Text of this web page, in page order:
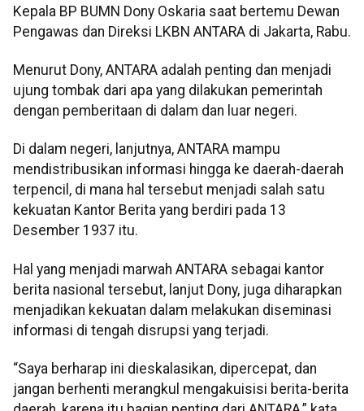
Kepala BP BUMN Dony Oskaria saat bertemu Dewan
Pengawas dan Direksi LKBN ANTARA di Jakarta, Rabu.
Menurut Dony, ANTARA adalah penting dan menjadi
ujung tombak dari apa yang dilakukan pemerintah
dengan pemberitaan di dalam dan luar negeri.
Di dalam negeri, lanjutnya, ANTARA mampu
mendistribusikan informasi hingga ke daerah-daerah
terpencil, di mana hal tersebut menjadi salah satu
kekuatan Kantor Berita yang berdiri pada 13
Desember 1937 itu.
Hal yang menjadi marwah ANTARA sebagai kantor
berita nasional tersebut, lanjut Dony, juga diharapkan
menjadikan kekuatan dalam melakukan diseminasi
informasi di tengah disrupsi yang terjadi.
“Saya berharap ini dieskalasikan, dipercepat, dan
jangan berhenti merangkul mengakuisisi berita-berita